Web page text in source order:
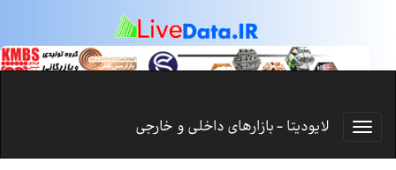
لایودیتا - بازارهای داخلی و خارجی